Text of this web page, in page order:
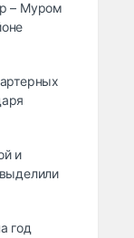
– Муром
и
год